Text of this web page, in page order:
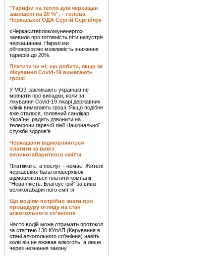
"Тарифи на тепло для черкащан
завищені на 20 %", – голова
Черкаської ОДА Сергій Сергійчук
«Черкаситеплокомуненерго»
заявило про готовність піти назустріч
черкащанам. Наразі ми
обговорюємо можливість зниження
тарифів до 20%.
Платити чи ні: що робити, якщо за
лікування Covid-19 вимагають
гроші
У МОЗ закликають українців не
мовчати про випадки, коли за
лікування Covid-19 лікарі державних
клінік вимагають гроші. Якщо подібне
вже сталося, головний санлікар
України радить дзвонити на
телефони гарячої лінії Національної
служби здоров'я
Черкащани відмовляються
платити за вивіз
великогабаритного сміття
Платіжки є, а послуг – немає. Жителі
черкаських багатоповерхівок
відмовляються платити компанії
"Нова якість. Благоустрій" за вивіз
великогабаритного сміття
Що водіям потрібно знати про
процедуру огляду на стан
алкогольного сп’яніння
Часто водій може отримати протокол
за статтею 130 КУпАП (Керування в
стані алкогольного сп’яніння) навіть
коли він не вживав алкоголь, а лише
через незнання закону